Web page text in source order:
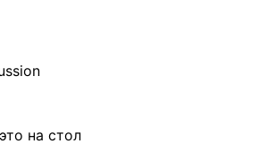
на стол